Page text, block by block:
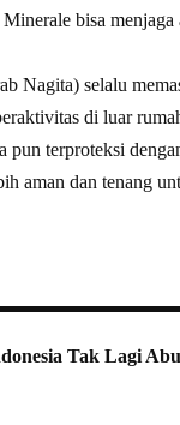
bisa menjaga
Nagita) selalu
di luar
pun terproteksi
aman dan tenang
Tak Lagi